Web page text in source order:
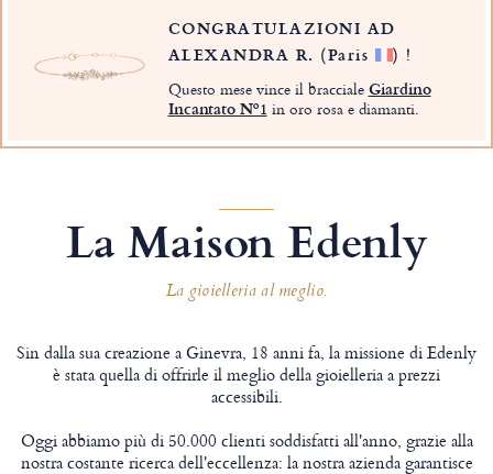
CONGRATULAZIONI AD
ALEXANDRA R. (Paris ) !
Questo mese vince il braccialeGiardino
Incantato Nº1 in oro rosa e diamanti.
La Maison Edenly
La gioielleria al meglio.
Sin dalla sua creazione a Ginevra, 18 anni fa, la missione di Edenly
è stata quella di offrirle il meglio della gioielleria a prezzi
accessibili.
Oggi abbiamo più di 50.000 clienti soddisfatti all'anno, grazie alla
nostra costante ricerca dell'eccellenza: la nostra azienda garantisce